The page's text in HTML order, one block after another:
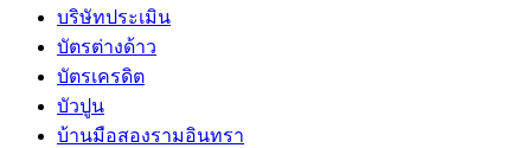
บริษัทประเมิน
บัตรต่างด้าว
บัตรเครดิต
บัวปูน
บ้านมือสองรามอินทรา